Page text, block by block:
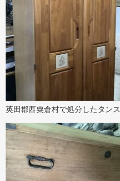
英田郡西粟倉村で処分したタンス